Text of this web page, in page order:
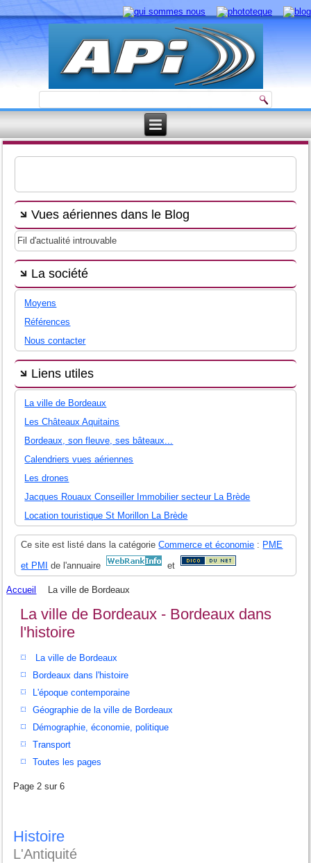
Vues aériennes dans le Blog
Fil d'actualité introuvable
La société
Moyens
Références
Nous contacter
Liens utiles
La ville de Bordeaux
Les Châteaux Aquitains
Bordeaux, son fleuve, ses bâteaux...
Calendriers vues aériennes
Les drones
Jacques Rouaux Conseiller Immobilier secteur La Brède
Location touristique St Morillon La Brède
Ce site est listé dans la catégorieCommerce et économie : PME
et PMI
de l'annuaire et
Accueil La ville de Bordeaux
La ville de Bordeaux - Bordeaux dans
l'histoire
La ville de Bordeaux
Bordeaux dans l'histoire
L'époque contemporaine
Géographie de la ville de Bordeaux
Démographie, économie, politique
Transport
Toutes les pages
Page 2 sur 6
Histoire
L'Antiquité